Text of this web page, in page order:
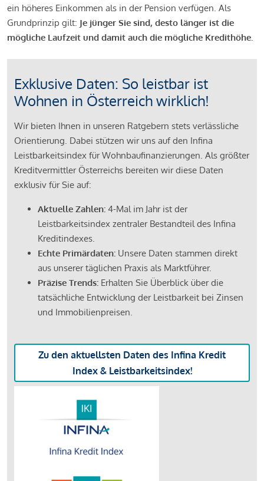
ein höheres Einkommen als in der Pension verfügen. Als
Grundprinzip gilt: Je jünger Sie sind, desto länger ist die
mögliche Laufzeit und damit auch die mögliche Kredithöhe.
Exklusive Daten: So leistbar ist
Wohnen in Österreich wirklich!
Wir bieten Ihnen in unseren Ratgebern stets verlässliche
Orientierung. Dabei stützen wir uns auf den Infina
Leistbarkeitsindex für Wohnbaufinanzierungen. Als größter
Kreditvermittler Österreichs bereiten wir diese Daten
exklusiv für Sie auf:
Aktuelle Zahlen: 4-Mal im Jahr ist der
Leistbarkeitsindex zentraler Bestandteil des Infina
Kreditindexes.
Echte Primärdaten: Unsere Daten stammen direkt
aus unserer täglichen Praxis als Marktführer.
Präzise Trends: Erhalten Sie Überblick über die
tatsächliche Entwicklung der Leistbarkeit bei Zinsen
und Immobilienpreisen.
Zu den aktuellsten Daten des Infina Kredit
Index & Leistbarkeitsindex!